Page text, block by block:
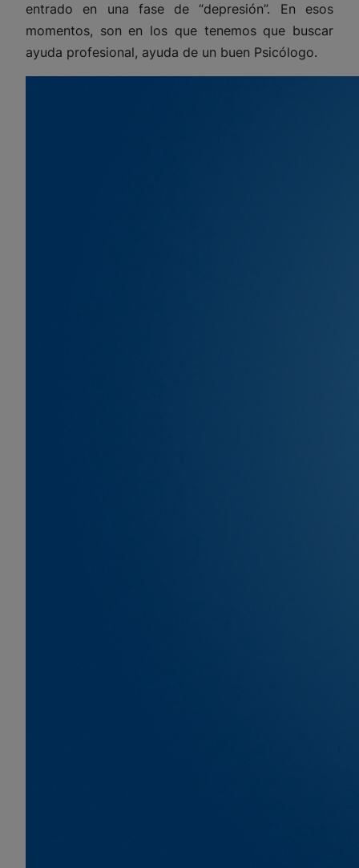
entrado en una fase de “depresión”. En esos
momentos, son en los que tenemos que buscar
ayuda profesional, ayuda de un buen Psicólogo.